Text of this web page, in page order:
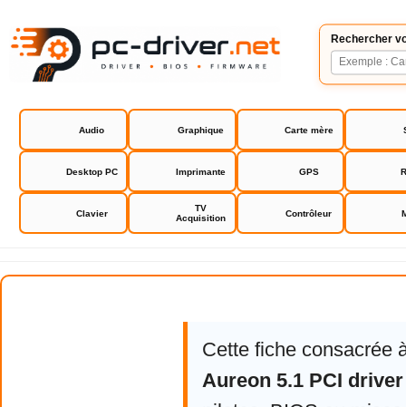
Rechercher
Audio Graphique Carte mère
Desktop PC Imprimante GPS
Clavier
TV
Acquisition
Contrôleur
Terratec Aureon 5.1 PCI driver
Cette fiche consacrée
Aureon 5.1 PCI driver